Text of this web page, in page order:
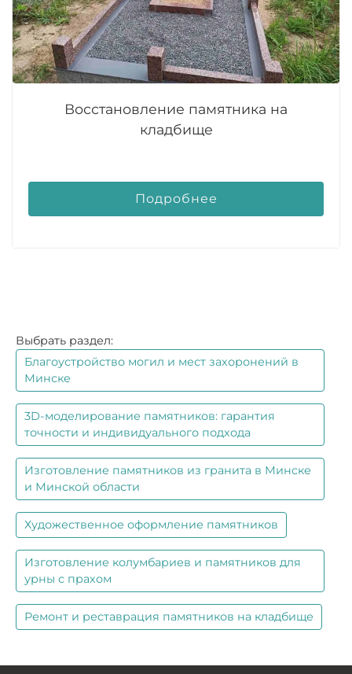
Восстановление памятника на
кладбище
Подробнее
Выбрать раздел:
Благоустройство могил и мест захоронений в
Минске
3D-моделирование памятников: гарантия
точности и индивидуального подхода
Изготовление памятников из гранита в Минске
и Минской области
Художественное оформление памятников
Изготовление колумбариев и памятников для
урны с прахом
Ремонт и реставрация памятников на кладбище